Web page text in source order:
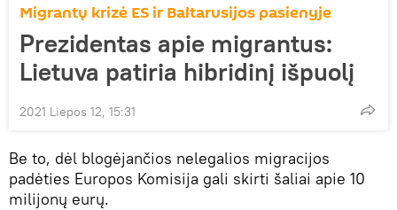
Migrantų krizė ES ir Baltarusijos pasienyje
Prezidentas apie migrantus:
Lietuva patiria hibridinį išpuolį
2021 Liepos 12, 15:31
Be to, dėl blogėjančios nelegalios migracijos
padėties Europos Komisija gali skirti šaliai apie 10
milijonų eurų.